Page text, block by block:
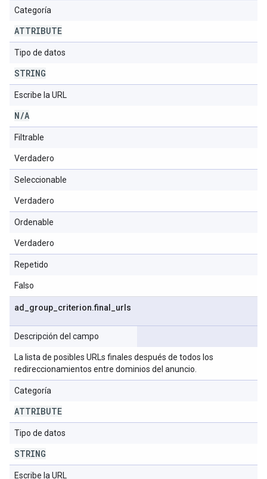
Categoría
ATTRIBUTE
Tipo de datos
STRING
Escribe la URL
N/A
Filtrable
Verdadero
Seleccionable
Verdadero
Ordenable
Verdadero
Repetido
Falso
ad group criterion.final urls
Descripción del campo
La lista de posibles URLs finales después de todos los
redireccionamientos entre dominios del anuncio.
Categoría
ATTRIBUTE
Tipo de datos
STRING
Escribe la URL